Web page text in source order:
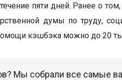
пяти дней. Ранее о
думы по труду,
кэшбэка можно до 20
Мы собрали все самые